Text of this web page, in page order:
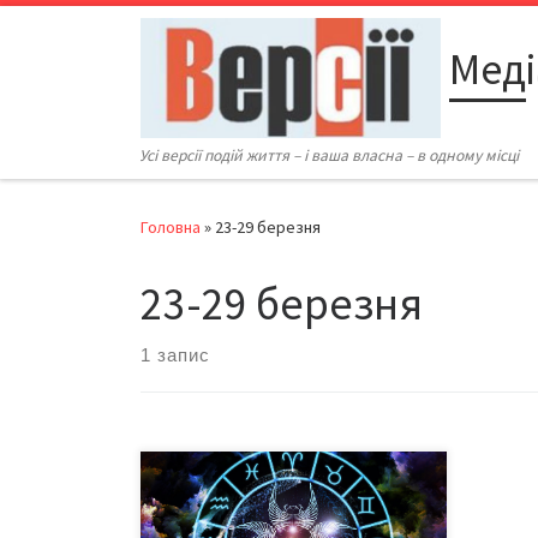
Перейти до вмісту
Усі версії подій життя – і ваша власна – в одному місці
Головна » 23-29 березня
23-29 березня
1 запис
ОВЕН П’ятниця й субота занурять
вас у сімейні радощі. Будьте
особливо уважні в розмовах у